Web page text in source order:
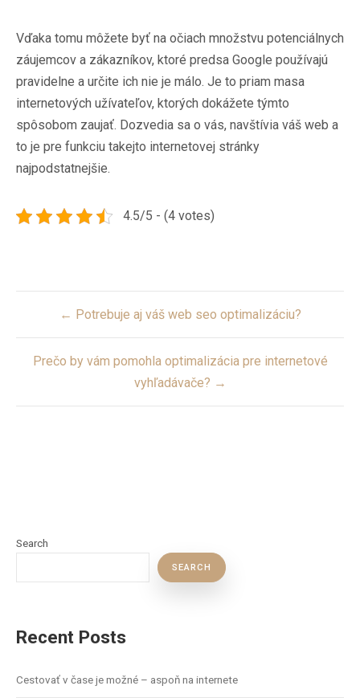
Vďaka tomu môžete byť na očiach množstvu potenciálnych
záujemcov a zákazníkov, ktoré predsa Google používajú
pravidelne a určite ich nie je málo. Je to priam masa
internetových užívateľov, ktorých dokážete týmto
spôsobom zaujať. Dozvedia sa o vás, navštívia váš web a
to je pre funkciu takejto internetovej stránky
najpodstatnejšie.
4.5/5 - (4 votes)
← Potrebuje aj váš web seo optimalizáciu?
Prečo by vám pomohla optimalizácia pre internetové
vyhľadávače? →
Search
SEARCH
Recent Posts
Cestovať v čase je možné – aspoň na internete